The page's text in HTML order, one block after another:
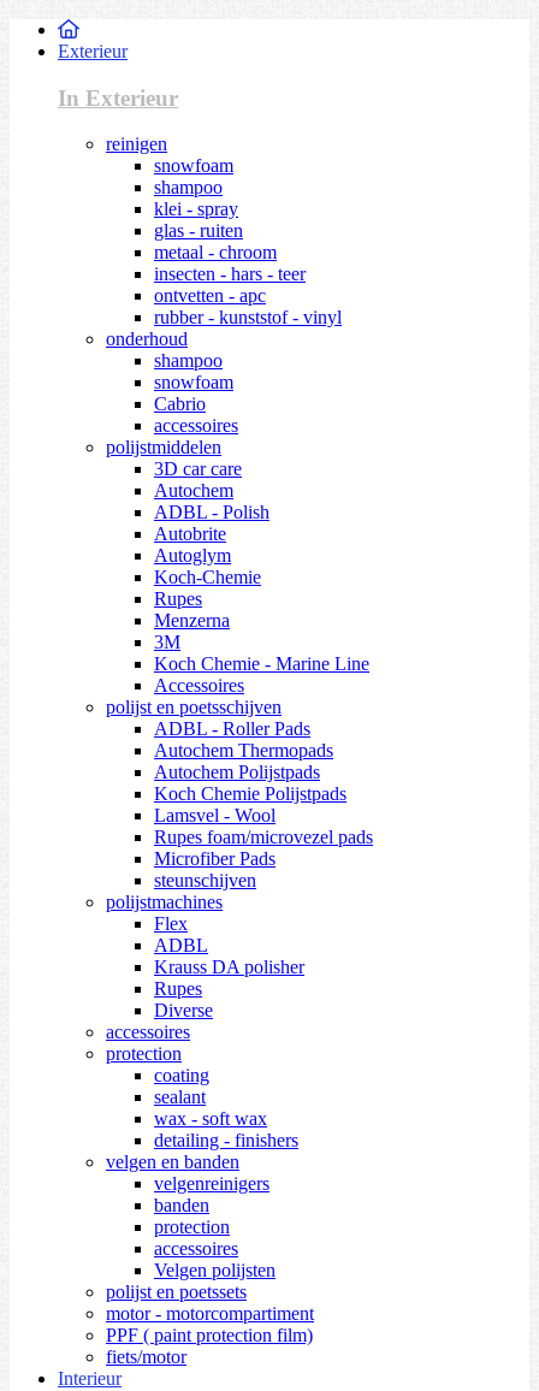
Exterieur
In Exterieur
reinigen
snowfoam
shampoo
klei - spray
glas - ruiten
metaal - chroom
insecten - hars - teer
ontvetten - apc
rubber - kunststof - vinyl
onderhoud
shampoo
snowfoam
Cabrio
accessoires
polijstmiddelen
3D car care
Autochem
ADBL - Polish
Autobrite
Autoglym
Koch-Chemie
Rupes
Menzerna
3M
Koch Chemie - Marine Line
Accessoires
polijst en poetsschijven
ADBL - Roller Pads
Autochem Thermopads
Autochem Polijstpads
Koch Chemie Polijstpads
Lamsvel - Wool
Rupes foam/microvezel pads
Microfiber Pads
steunschijven
polijstmachines
Flex
ADBL
Krauss DA polisher
Rupes
Diverse
accessoires
protection
coating
sealant
wax - soft wax
detailing - finishers
velgen en banden
velgenreinigers
banden
protection
accessoires
Velgen polijsten
polijst en poetssets
motor - motorcompartiment
PPF ( paint protection film)
fiets/motor
Interieur